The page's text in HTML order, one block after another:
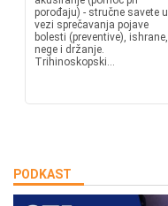
porođaju) - stručne savete u
vezi sprečavanja pojave
bolesti (preventive), ishrane,
nege i držanje.
Trihinoskopski...
PODKAST